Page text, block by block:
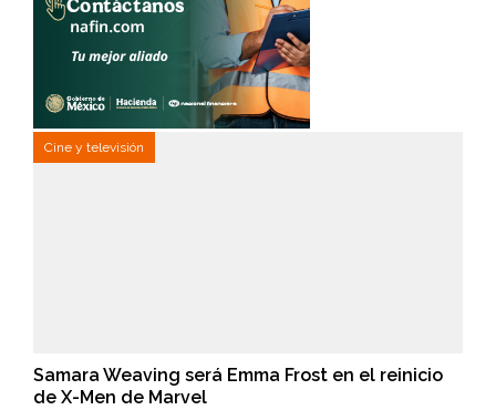
Cine y televisión
Samara Weaving será Emma Frost en el reinicio
de X-Men de Marvel